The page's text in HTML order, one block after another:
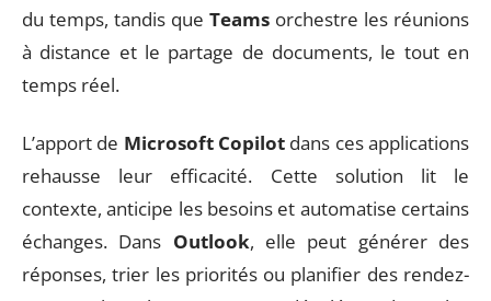
du temps, tandis que Teams orchestre les réunions
à distance et le partage de documents, le tout en
temps réel.
L’apport de Microsoft Copilot dans ces applications
rehausse leur efficacité. Cette solution lit le
contexte, anticipe les besoins et automatise certains
échanges. Dans Outlook, elle peut générer des
réponses, trier les priorités ou planifier des rendez-